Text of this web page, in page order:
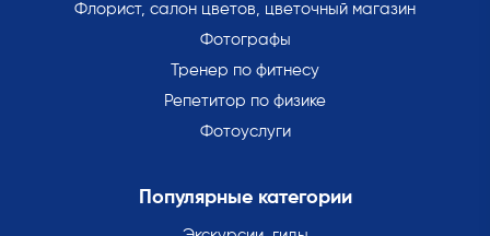
Флорист, салон цветов, цветочный магазин
Фотографы
Тренер по фитнесу
Репетитор по физике
Фотоуслуги
Популярные категории